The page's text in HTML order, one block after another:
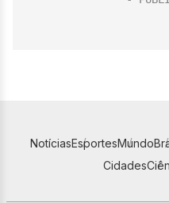
NotíciasEsportesMundo
Cidades